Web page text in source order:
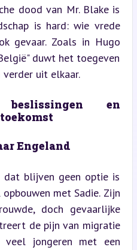
dood van Mr. Blake is
is hard: wie vrede
gevaar. Zoals in Hugo
duwt het toegeven
uit elkaar.
en
Engeland
dat blijven geen optie is
met Sadie. Zijn
doch gevaarlijke
de pijn van migratie
veel jongeren met een